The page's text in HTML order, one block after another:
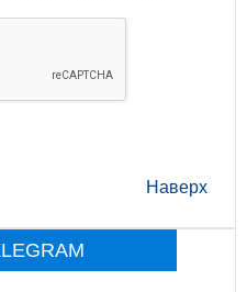
Наверх